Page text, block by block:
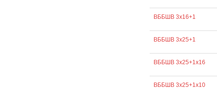
ВББШВ 3х16+1
ВББШВ 3х25+1
ВББШВ 3х25+1х16
ВББШВ 3х25+1х10